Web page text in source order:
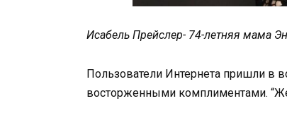
Исабель Прейслер- 74-летняя мама
Пользователи Интернета пришли в
восторженными комплиментами.